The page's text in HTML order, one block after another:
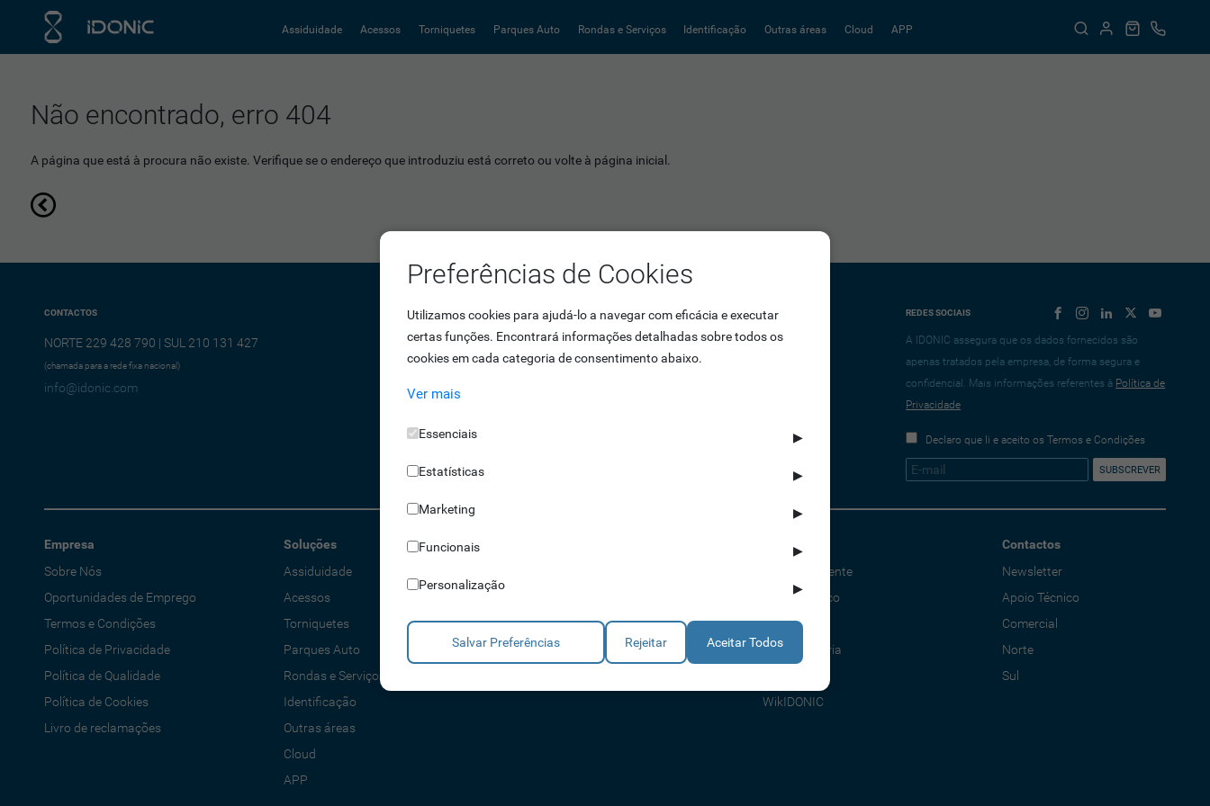
Assiduidade Acessos Torniquetes Parques Auto Rondas e Serviços Identificação Outras áreas Cloud APP
Não encontrado, erro 404
A página que está à procura não existe. Verifique se o endereço que introduziu está correto ou volte à página inicial.
CONTACTOS
NORTE 229 428 790 | SUL 210 131 427
(chamada para a rede fixa nacional)
info@idonic.com
REDES SOCIAIS
A IDONIC assegura que os dados fornecidos são
apenas tratados pela empresa, de forma segura e
confidencial. Mais informações referentes à Política de
Privacidade
Declaro que li e aceito os Termos e Condições
Empresa
Sobre Nós
Oportunidades de Emprego
Termos e Condições
Política de Privacidade
Política de Qualidade
Política de Cookies
Livro de reclamações
Soluções
Assiduidade
Acessos
Torniquetes
Parques Auto
Rondas e Serviços
Identificação
Outras áreas
Cloud
APP
Integradores
Ajuda
Apoio ao Cliente
Apoio Técnico
Comercial
Consultadoria
WikIDONIC
Contactos
Newsletter
Apoio Técnico
Comercial
Norte
Sul
Preferências de Cookies
Utilizamos cookies para ajudá-lo a navegar com eficácia e executar
certas funções. Encontrará informações detalhadas sobre todos os
cookies em cada categoria de consentimento abaixo.
Ver mais
Essenciais ▶
Estatísticas ▶
Marketing ▶
Funcionais ▶
Personalização ▶
Salvar Preferências Rejeitar Aceitar Todos